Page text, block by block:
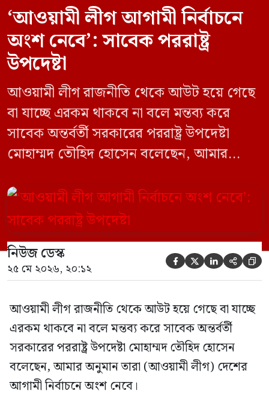
‘আওয়ামী লীগ আগামী নির্বাচনে
অংশ নেবে’: সাবেক পররাষ্ট্র
উপদেষ্টা
আওয়ামী লীগ রাজনীতি থেকে আউট হয়ে গেছে
বা যাচ্ছে এরকম থাকবে না বলে মন্তব্য করে
সাবেক অন্তর্বর্তী সরকারের পররাষ্ট্র উপদেষ্টা
মোহাম্মদ তৌহিদ হোসেন বলেছেন, আমার
নির্বাচনে অংশ নেবে। সম্প্রতি দেশের একটি
বেসরকারি টেলিভিশনে দেয়া সাক্ষাৎকারে তিনি
এসব কথা বলেন। আওয়ামী লীগ সরকারের সময়
হওয়া অত্যাচার-নিপীড়ন মানুষ ভুলে যাবে এমন
[…]
নিউজ ডেস্ক
২৫ মে ২০২৬, ২০:১২     
আওয়ামী লীগ রাজনীতি থেকে আউট হয়ে গেছে বা যাচ্ছে
এরকম থাকবে না বলে মন্তব্য করে সাবেক অন্তর্বর্তী
সরকারের পররাষ্ট্র উপদেষ্টা মোহাম্মদ তৌহিদ হোসেন
বলেছেন, আমার অনুমান তারা (আওয়ামী লীগ) দেশের
আগামী নির্বাচনে অংশ নেবে।